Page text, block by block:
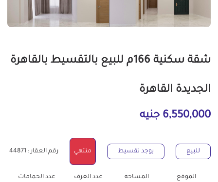
شقة سكنية 166م للبيع بالتقسيط بالقاهرة
الجديدة القاهرة
6,550,000 جنيه
للبيع يوجد تقسيط منتهي رقم العقار : 44871
الموقع
المساحة
عدد الغرف
عدد الحمامات